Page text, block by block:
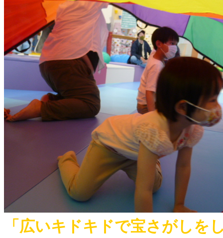
「広いキドキドで宝さがしを